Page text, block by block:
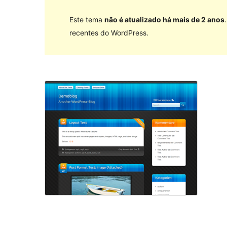
Este tema não é atualizado há mais de 2 anos
recentes do WordPress.